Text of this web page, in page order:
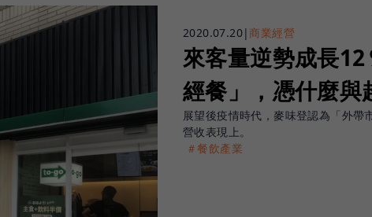
2020.07.20|商業經營
來客量逆勢成長
經餐」，憑什麼與
展望後疫情時代，麥味登認為「外帶
營收表現上。
＃餐飲產業